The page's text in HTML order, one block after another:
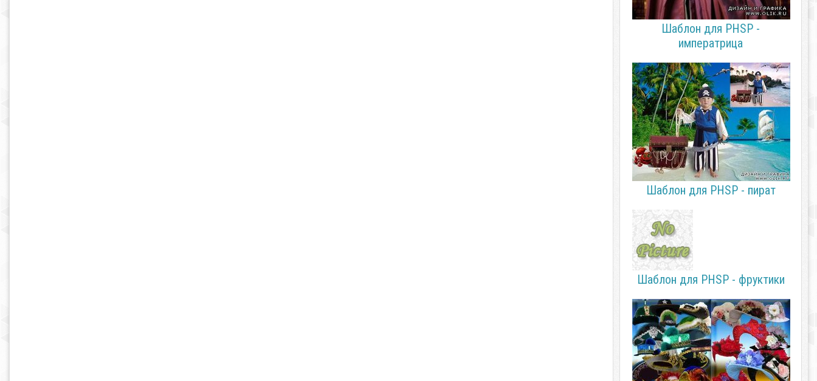
Шаблон для PHSP -
императрица
Шаблон для PHSP - пират
Шаблон для PHSP - фруктики